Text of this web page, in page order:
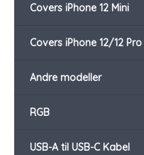
Covers iPhone 12 Mini
Covers iPhone 12/12 Pro
Andre modeller
RGB
USB-A til USB-C Kabel